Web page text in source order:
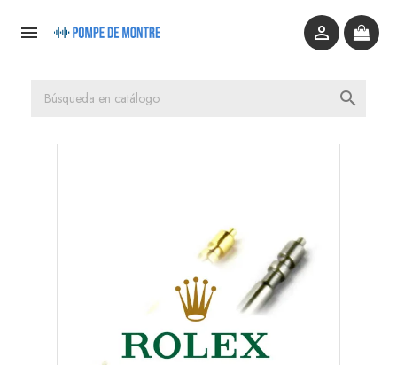
 
